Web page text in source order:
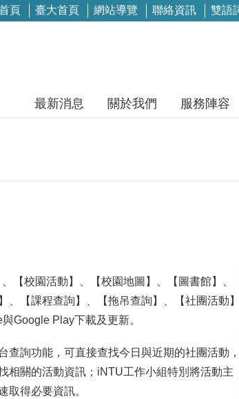
頁 臺大首頁 網站導覽 聯絡資訊 雙語
最新消息 關於我們 服務陣容
【校園活動】、【校園地圖】、【圖書館】、
、【課程查詢】、【拖吊查詢】、【社團活動】
Google Play下載及更新。
詢功能，可直接查找今日與近期的社團活動，
相關的活動資訊；iNTU工作小組特別將活動主
取得必要資訊。